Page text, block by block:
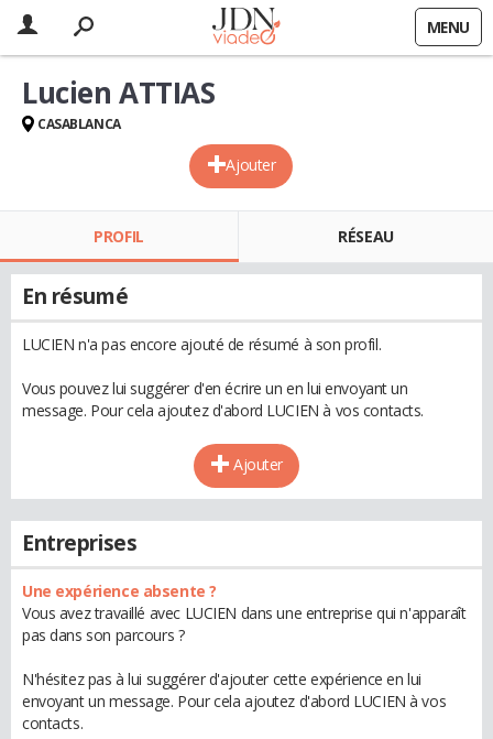
MENU
Ajouter
Lucien ATTIAS
CASABLANCA
PROFIL RÉSEAU
En résumé
LUCIEN n'a pas encore ajouté de résumé à son profil.
Vous pouvez lui suggérer d'en écrire un en lui envoyant un
message. Pour cela ajoutez d'abord LUCIEN à vos contacts.
Ajouter
Entreprises
Une expérience absente ?
Vous avez travaillé avec LUCIEN dans une entreprise qui n'apparaît
pas dans son parcours ?
N'hésitez pas à lui suggérer d'ajouter cette expérience en lui
envoyant un message. Pour cela ajoutez d'abord LUCIEN à vos
contacts.